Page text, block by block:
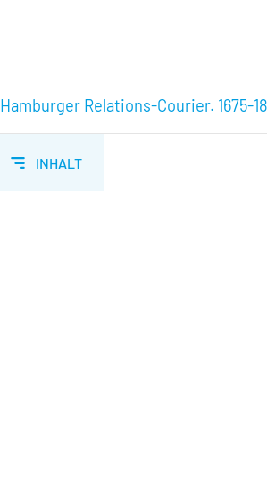
Hamburger Relations-Courier. 1675-
INHALT